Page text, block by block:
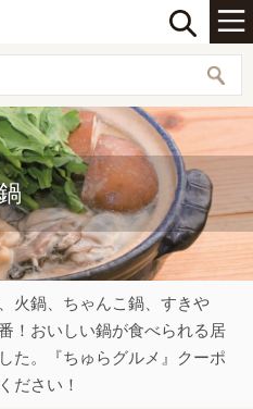
火鍋、ちゃんこ鍋、すきや
！おいしい鍋が食べられる居
た。『ちゅらグルメ』クーポ
ださい！